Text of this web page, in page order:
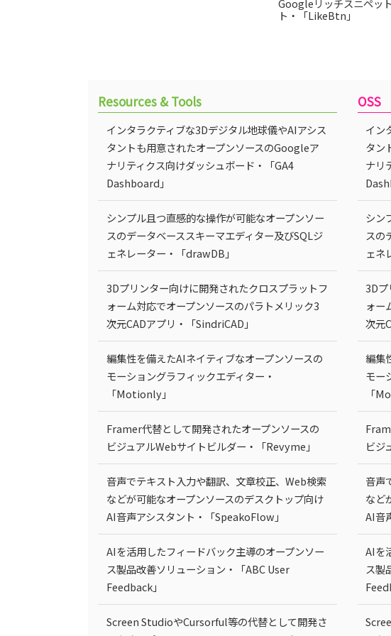
Googleリッチスニペッ
ト・「LikeBtn」
Resources & Tools
インタラクティブな3Dデジタル地球儀やAIアシス
タントも用意されたオープンソースのGoogleア
ナリティクス向けダッシュボード・「GA4
Dashboard」
シンプル且つ直感的な操作が可能なオープンソー
スのデータベーススキーマエディター及びSQLジ
ェネレーター・「drawDB」
3Dプリンター向けに開発されたクロスプラットフ
ォーム対応でオープンソースのパラトメリック3
次元CADアプリ・「SindriCAD」
編集性を備えたAIネイティブなオープンソースの
モーショングラフィックエディター・
「Motionly」
Framer代替として開発されたオープンソースの
ビジュアルWebサイトビルダー・「Revyme」
音声でテキスト入力や翻訳、文章校正、Web検索
などが可能なオープンソースのデスクトップ向け
AI音声アシスタント・「SpeakoFlow」
AIを活用したフィードバック主導のオープンソー
ス製品改善ソリューション・「ABC User
Feedback」
Screen StudioやCursorful等の代替として開発さ
OSS
イン
タン
ナリ
シン
スの
ェネ
3D
ォー
次元
編集
モー
「
ビジ
音声
など
AI音
AIを
ス製